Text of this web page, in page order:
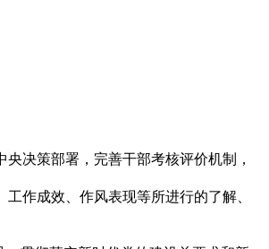
决策部署，完善干部考核评价机制，
作成效、作风表现等所进行的了解、